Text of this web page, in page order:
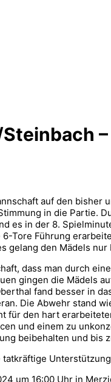
auf den
in die Partie.
es in der 8.
Tore Führung
den Mädels
dass man durch
gingen die Mädels
fand besser in
Die Abwehr stand
für den hart
und einem zu
beibehalten und bis
tatkräftige
um 16:00 Uhr in